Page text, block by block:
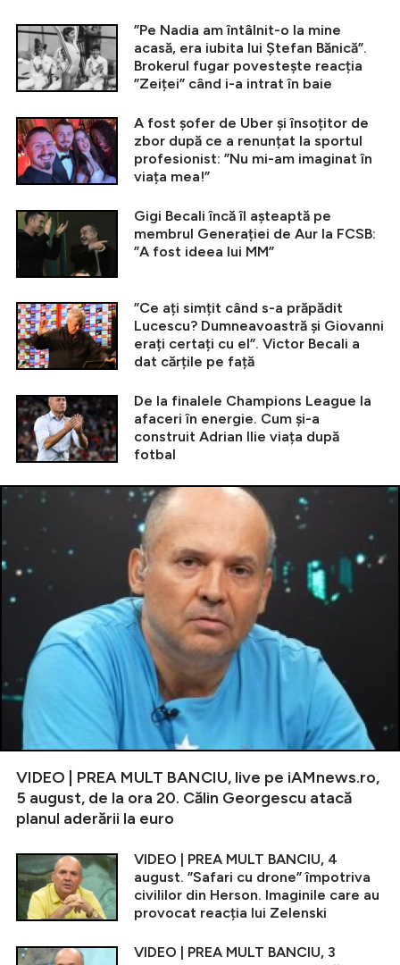
”Pe Nadia am întâlnit-o la mine
acasă, era iubita lui Ștefan Bănică”.
Brokerul fugar povestește reacția
”Zeiței” când i-a intrat în baie
A fost șofer de Uber și însoțitor de
zbor după ce a renunțat la sportul
profesionist: ”Nu mi-am imaginat în
viața mea!”
Gigi Becali încă îl așteaptă pe
membrul Generației de Aur la FCSB:
”A fost ideea lui MM”
”Ce ați simțit când s-a prăpădit
Lucescu? Dumneavoastră și Giovanni
erați certați cu el”. Victor Becali a
dat cărțile pe față
De la finalele Champions League la
afaceri în energie. Cum și-a
construit Adrian Ilie viața după
fotbal
VIDEO | PREA MULT BANCIU, live pe iAMnews.ro,
5 august, de la ora 20. Călin Georgescu atacă
planul aderării la euro
VIDEO | PREA MULT BANCIU, 4
august. ”Safari cu drone” împotriva
civililor din Herson. Imaginile care au
provocat reacția lui Zelenski
VIDEO | PREA MULT BANCIU, 3